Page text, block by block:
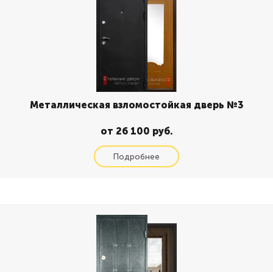
Металлическая взломостойкая дверь №3
от 26 100 руб.